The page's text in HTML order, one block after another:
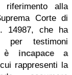
alla
Corte di
14987, che ha
testimoni
è incapace a
rappresenti la